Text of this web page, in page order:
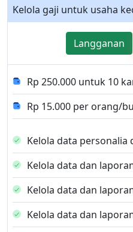
Kelola gaji untuk usaha
Langganan
Rp 250.000 untuk 10
Rp 15.000 per orang/
Kelola data personalia
Kelola data dan
Kelola data dan
Kelola data dan